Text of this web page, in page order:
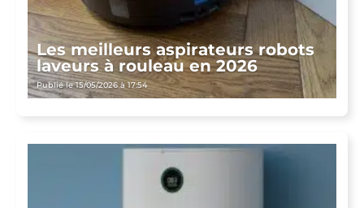
Les meilleurs aspirateurs robots
laveurs à rouleau en 2026
Publié le 15/05/2026 à 17:54